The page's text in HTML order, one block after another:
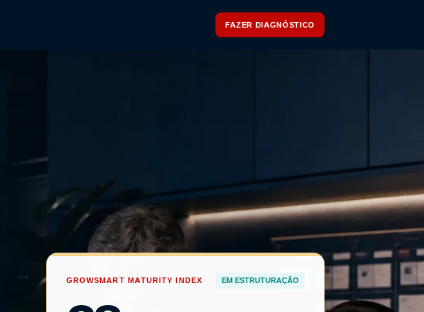
FAZER DIAGNÓSTICO
GROWSMART MATURITY INDEX EM ESTRUTURAÇÃO